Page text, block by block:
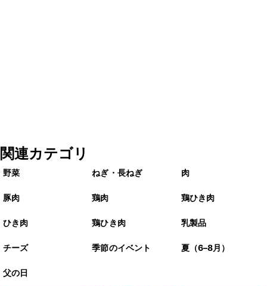
関連カテゴリ
野菜 ねぎ・長ねぎ 肉
豚肉 鶏肉 鶏ひき肉
ひき肉 鶏ひき肉 乳製品
チーズ 季節のイベント 夏（6–8月）
父の日